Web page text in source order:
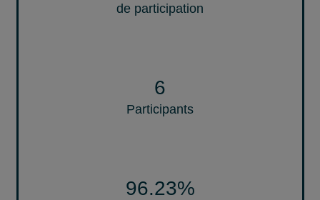
de participation
6
Participants
96.25%